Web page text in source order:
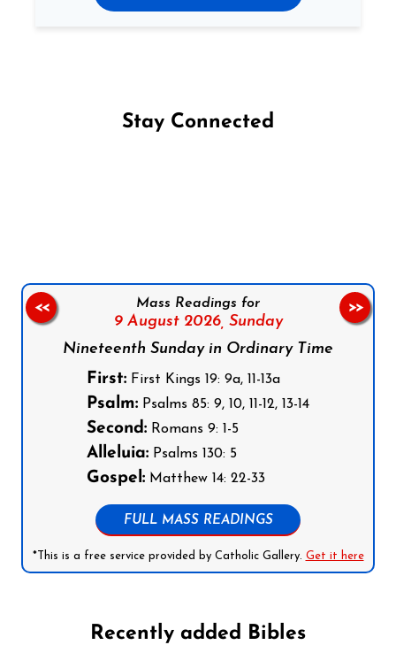
Stay Connected
Mass Readings for
9 August 2026, Sunday
Nineteenth Sunday in Ordinary Time
First: First Kings 19: 9a, 11-13a
Psalm: Psalms 85: 9, 10, 11-12, 13-14
Second: Romans 9: 1-5
Alleluia: Psalms 130: 5
Gospel: Matthew 14: 22-33
FULL MASS READINGS
*This is a free service provided by Catholic Gallery. Get it here
<< >>
Recently added Bibles